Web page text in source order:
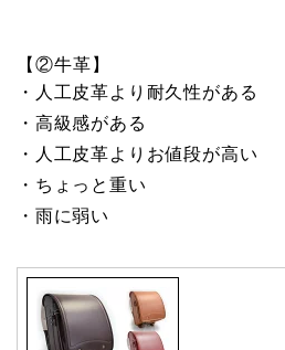
【②牛革】
・人工皮革より耐久性がある
・高級感がある
・人工皮革よりお値段が高い
・ちょっと重い
・雨に弱い